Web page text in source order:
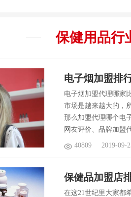
保健用品行
电子烟加盟排
电子烟加盟代理哪家
市场是越来越大的，
那么加盟代理哪个电
网友评价、品牌加盟
40809 2019-09-
保健品加盟店
在这21世纪里大家都